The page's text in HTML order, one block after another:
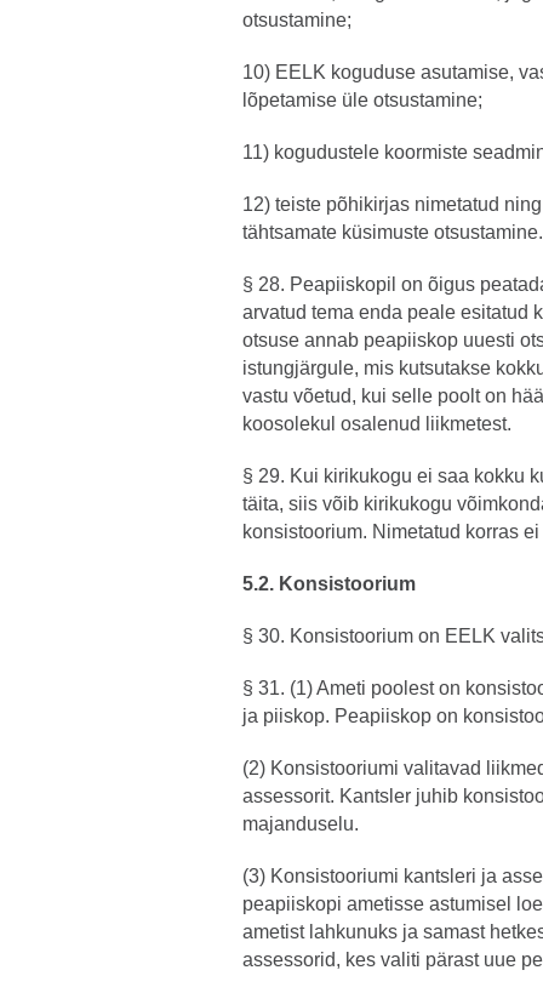
otsustamine;
10) EELK koguduse asutamise,
lõpetamise üle otsustamine;
11) kogudustele koormiste
12) teiste põhikirjas nimetatud
tähtsamate küsimuste otsustamine.
§ 28. Peapiiskopil on õigus
arvatud tema enda peale esitatud
otsuse annab peapiiskop uuesti
istungjärgule, mis kutsutakse
vastu võetud, kui selle poolt on
koosolekul osalenud liikmetest.
§ 29. Kui kirikukogu ei saa kokku
täita, siis võib kirikukogu
konsistoorium. Nimetatud korras
5.2. Konsistoorium
§ 30. Konsistoorium on EELK
§ 31. (1) Ameti poolest on
ja piiskop. Peapiiskop on
(2) Konsistooriumi valitavad
assessorit. Kantsler juhib
majanduselu.
(3) Konsistooriumi kantsleri ja
peapiiskopi ametisse astumisel
ametist lahkunuks ja samast
assessorid, kes valiti pärast uue